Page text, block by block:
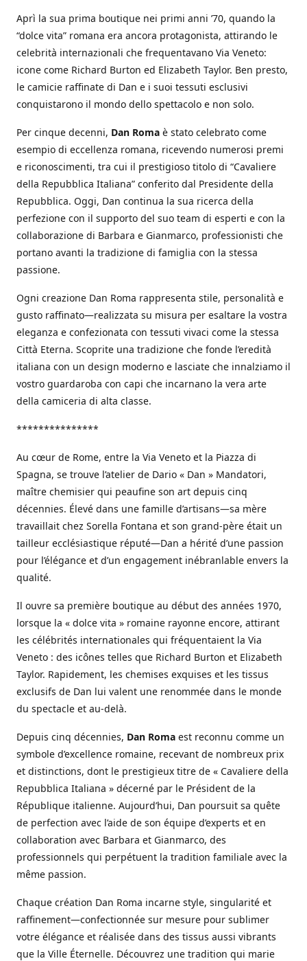
Aprì la sua prima boutique nei primi anni ’70, quando la
“dolce vita” romana era ancora protagonista, attirando le
celebrità internazionali che frequentavano Via Veneto:
icone come Richard Burton ed Elizabeth Taylor. Ben presto,
le camicie raffinate di Dan e i suoi tessuti esclusivi
conquistarono il mondo dello spettacolo e non solo.
Per cinque decenni, Dan Roma è stato celebrato come
esempio di eccellenza romana, ricevendo numerosi premi
e riconoscimenti, tra cui il prestigioso titolo di “Cavaliere
della Repubblica Italiana” conferito dal Presidente della
Repubblica. Oggi, Dan continua la sua ricerca della
perfezione con il supporto del suo team di esperti e con la
collaborazione di Barbara e Gianmarco, professionisti che
portano avanti la tradizione di famiglia con la stessa
passione.
Ogni creazione Dan Roma rappresenta stile, personalità e
gusto raffinato—realizzata su misura per esaltare la vostra
eleganza e confezionata con tessuti vivaci come la stessa
Città Eterna. Scoprite una tradizione che fonde l’eredità
italiana con un design moderno e lasciate che innalziamo il
vostro guardaroba con capi che incarnano la vera arte
della camiceria di alta classe.
***************
Au cœur de Rome, entre la Via Veneto et la Piazza di
Spagna, se trouve l’atelier de Dario « Dan » Mandatori,
maître chemisier qui peaufine son art depuis cinq
décennies. Élevé dans une famille d’artisans—sa mère
travaillait chez Sorella Fontana et son grand-père était un
tailleur ecclésiastique réputé—Dan a hérité d’une passion
pour l’élégance et d’un engagement inébranlable envers la
qualité.
Il ouvre sa première boutique au début des années 1970,
lorsque la « dolce vita » romaine rayonne encore, attirant
les célébrités internationales qui fréquentaient la Via
Veneto : des icônes telles que Richard Burton et Elizabeth
Taylor. Rapidement, les chemises exquises et les tissus
exclusifs de Dan lui valent une renommée dans le monde
du spectacle et au-delà.
Depuis cinq décennies, Dan Roma est reconnu comme un
symbole d’excellence romaine, recevant de nombreux prix
et distinctions, dont le prestigieux titre de « Cavaliere della
Repubblica Italiana » décerné par le Président de la
République italienne. Aujourd’hui, Dan poursuit sa quête
de perfection avec l’aide de son équipe d’experts et en
collaboration avec Barbara et Gianmarco, des
professionnels qui perpétuent la tradition familiale avec la
même passion.
Chaque création Dan Roma incarne style, singularité et
raffinement—confectionnée sur mesure pour sublimer
votre élégance et réalisée dans des tissus aussi vibrants
que la Ville Éternelle. Découvrez une tradition qui marie